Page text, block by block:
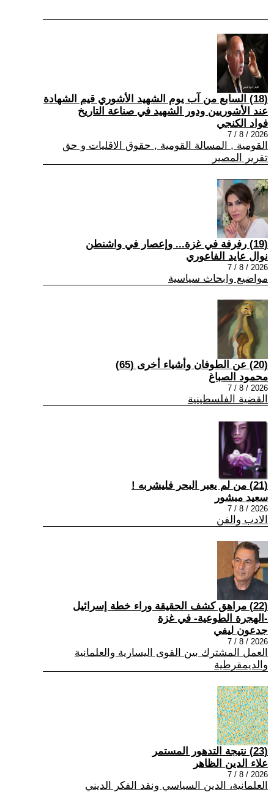
(18) السابع من آب يوم الشهيد الأشوري قيم الشهادة
عند الأشوريين ودور الشهيد في صناعة التاريخ
فواد الكنجي
2026 / 8 / 7
القومية , المسالة القومية , حقوق الاقليات و حق
تقرير المصير
(19) رفرفة في غزة... وإعصار في واشنطن
نوال عايد الفاعوري
2026 / 8 / 7
مواضيع وابحاث سياسية
(20) عن الطوفان وأشياء أخرى (65)
محمود الصباغ
2026 / 8 / 7
القضية الفلسطينية
(21) من لم يعبر البحر فليشربه !
سعيد مبشور
2026 / 8 / 7
الادب والفن
(22) مراهق كشف الحقيقة وراء خطة إسرائيل
-الهجرة الطوعية- في غزة
جدعون ليفي
2026 / 8 / 7
العمل المشترك بين القوى اليسارية والعلمانية
والديمقرطية
(23) نتيجة التدهور المستمر
علاء الدين الظاهر
2026 / 8 / 7
العلمانية، الدين السياسي ونقد الفكر الديني